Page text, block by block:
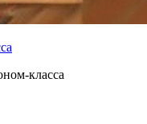
класса